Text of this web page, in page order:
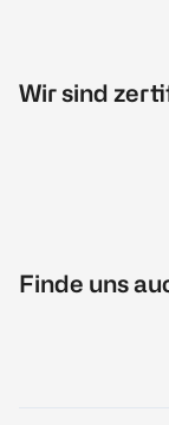
Wir sind
Finde uns